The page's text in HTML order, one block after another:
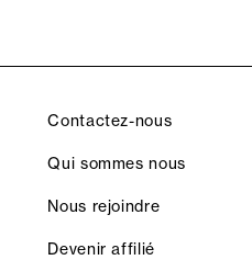
Contactez-nous
Qui sommes nous
Nous rejoindre
Devenir affilié